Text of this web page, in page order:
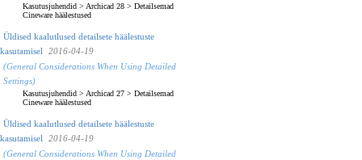
Kasutusjuhendid > Archicad 28 > Detailsemad
Cineware häälestused
Üldised kaalutlused detailsete häälestuste
kasutamisel
2016-04-19
(General Considerations When Using Detailed
Settings)
Kasutusjuhendid > Archicad 27 > Detailsemad
Cineware häälestused
Üldised kaalutlused detailsete häälestuste
kasutamisel
2016-04-19
(General Considerations When Using Detailed